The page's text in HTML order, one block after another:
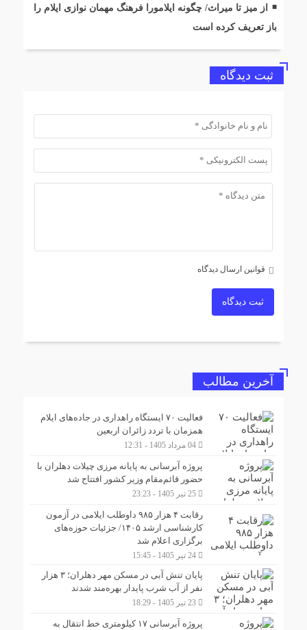
از میز تا میراث/ چگونه ایلامورا فرهنگ مهمان نوازی ایلام را
باز تعریف کرده است
ثبت دیدگاه
قوانین ارسال دیدگاه
ثبت دیدگاه
آخرین مطالب
فعالیت ۷۰ ایستگاه راهداری در جاده‌های ایلام
همزمان با تردد زائران اربعین
04 مرداد 1405 - 12:31
پروژه آبرسانی به پایانه مرزی چیلات دهلران با
حضور قائم‌مقام وزیر کشور افتتاح شد
25 تیر 1405 - 23:23
رقابت ۴ هزار ۹۸۵ داوطلب ایلامی در آزمون
کارشناسی ارشد ۱۴۰۵/ جزئیات حوزه‌های
برگزاری اعلام شد
24 تیر 1405 - 15:45
پایان تنش آبی در مسکن مهر دهلران؛ ۳ هزار
نفر از آب شرب پایدار بهره‌مند شدند
23 تیر 1405 - 18:29
پروژه آبرسانی ۱۷ کیلومتری خط انتقال به